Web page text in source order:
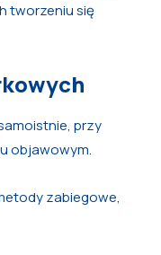
tworzeniu się
przy
objawowym.
zabiegowe,